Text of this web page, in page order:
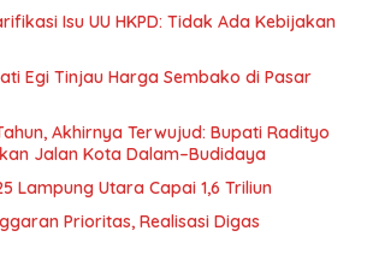
Isu UU HKPD: Tidak Ada Kebijakan
Egi Tinjau Harga Sembako di Pasar
Akhirnya Terwujud: Bupati Radityo
Jalan Kota Dalam–Budidaya
Lampung Utara Capai 1,6 Triliun
Prioritas, Realisasi Digas